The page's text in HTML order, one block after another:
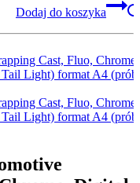
Dodaj do koszyka